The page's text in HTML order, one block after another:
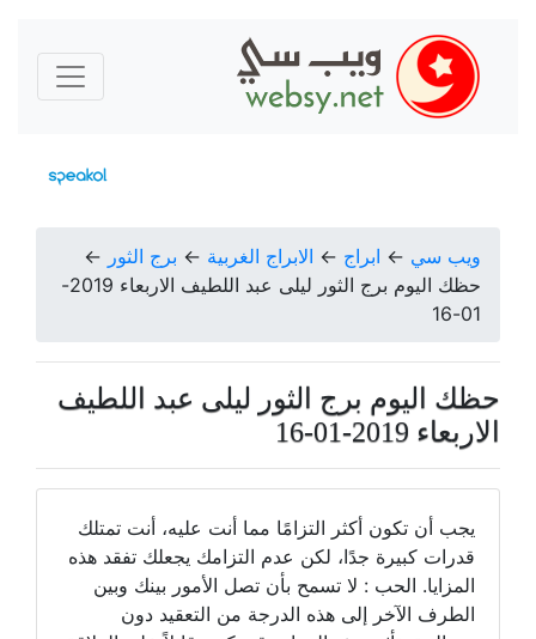
ويب سي ← ابراج ← الابراج الغربية ← برج الثور ←
حظك اليوم برج الثور ليلى عبد اللطيف الاربعاء 2019-
01-16
حظك اليوم برج الثور ليلى عبد اللطيف
الاربعاء 2019-01-16
يجب أن تكون أكثر التزامًا مما أنت عليه، أنت تمتلك
قدرات كبيرة جدًا، لكن عدم التزامك يجعلك تفقد هذه
المزايا. الحب : لا تسمح بأن تصل الأمور بينك وبين
الطرف الآخر إلى هذه الدرجة من التعقيد دون